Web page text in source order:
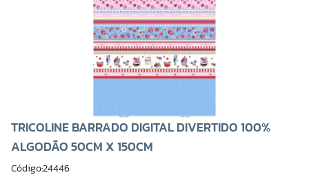
TRICOLINE BARRADO DIGITAL DIVERTIDO 100%
ALGODÃO 50CM X 150CM
Código:24446